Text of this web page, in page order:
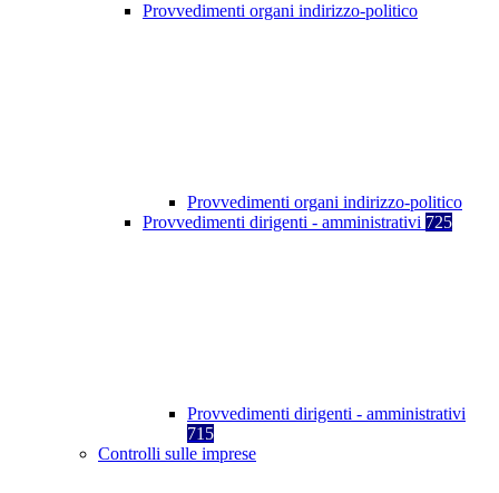
Provvedimenti organi indirizzo-politico
Provvedimenti organi indirizzo-politico
Provvedimenti dirigenti - amministrativi 725
Provvedimenti dirigenti - amministrativi
715
Controlli sulle imprese